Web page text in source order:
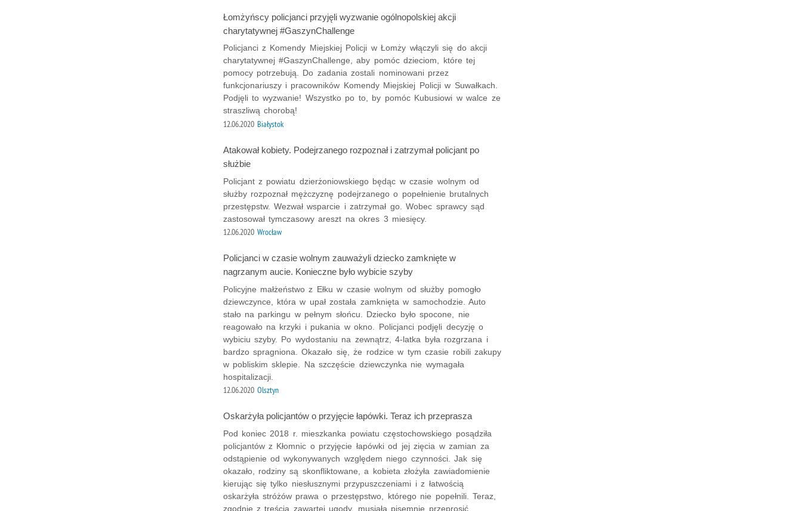
Łomżyńscy policjanci przyjęli wyzwanie ogólnopolskiej akcji
charytatywnej #GaszynChallenge
Policjanci z Komendy Miejskiej Policji w Łomży włączyli się do akcji
charytatywnej #GaszynChallenge, aby pomóc dzieciom, które tej
pomocy potrzebują. Do zadania zostali nominowani przez
funkcjonariuszy i pracowników Komendy Miejskiej Policji w Suwałkach.
Podjęli to wyzwanie! Wszystko po to, by pomóc Kubusiowi w walce ze
straszliwą chorobą!
12.06.2020 Białystok
Atakował kobiety. Podejrzanego rozpoznał i zatrzymał policjant po
służbie
Policjant z powiatu dzierżoniowskiego będąc w czasie wolnym od
służby rozpoznał mężczyznę podejrzanego o popełnienie brutalnych
przestępstw. Wezwał wsparcie i zatrzymał go. Wobec sprawcy sąd
zastosował tymczasowy areszt na okres 3 miesięcy.
12.06.2020 Wrocław
Policjanci w czasie wolnym zauważyli dziecko zamknięte w
nagrzanym aucie. Konieczne było wybicie szyby
Policyjne małżeństwo z Ełku w czasie wolnym od służby pomogło
dziewczynce, która w upał została zamknięta w samochodzie. Auto
stało na parkingu w pełnym słońcu. Dziecko było spocone, nie
reagowało na krzyki i pukania w okno. Policjanci podjęli decyzję o
wybiciu szyby. Po wydostaniu na zewnątrz, 4-latka była rozgrzana i
bardzo spragniona. Okazało się, że rodzice w tym czasie robili zakupy
w pobliskim sklepie. Na szczęście dziewczynka nie wymagała
hospitalizacji.
12.06.2020 Olsztyn
Oskarżyła policjantów o przyjęcie łapówki. Teraz ich przeprasza
Pod koniec 2018 r. mieszkanka powiatu częstochowskiego posądziła
policjantów z Kłomnic o przyjęcie łapówki od jej zięcia w zamian za
odstąpienie od wykonywanych względem niego czynności. Jak się
okazało, rodziny są skonfliktowane, a kobieta złożyła zawiadomienie
kierując się tylko niesłusznymi przypuszczeniami i z łatwością
oskarżyła stróżów prawa o przestępstwo, którego nie popełnili. Teraz,
zgodnie z treścią zawartej ugody, musiała pisemnie przeprosić